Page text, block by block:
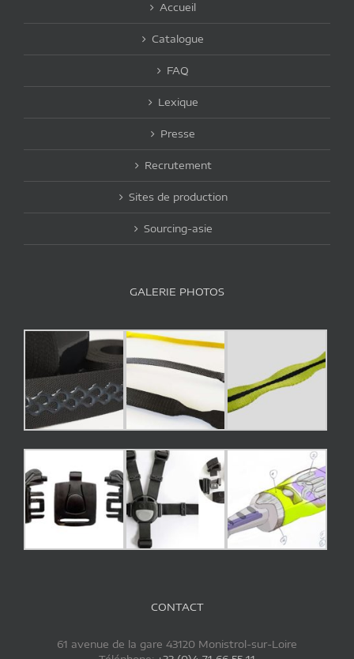
Accueil
Catalogue
FAQ
Lexique
Presse
Recrutement
Sites de production
Sourcing-asie
GALERIE PHOTOS
CONTACT
61 avenue de la gare 43120 Monistrol-sur-Loire